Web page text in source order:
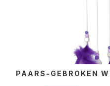
PAARS-GEBROKEN